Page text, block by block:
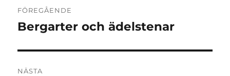
FÖREGÅENDE
Föregående
Bergarter och ädelstenar
NÄSTA